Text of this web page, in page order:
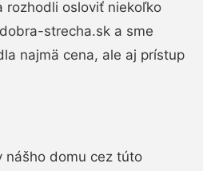
rozhodli osloviť niekoľko
strecha.sk a sme
najmä cena, ale aj prístup
nášho domu cez túto